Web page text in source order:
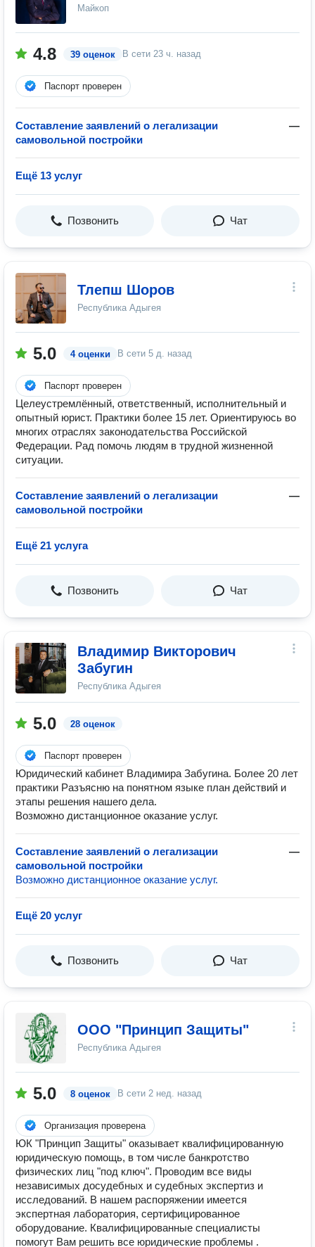
Майкоп
4.8 39 оценок В сети 23 ч. назад
Паспорт проверен
Составление заявлений о легализации
самовольной постройки
—
Ещё 13 услуг
Позвонить Чат
Тлепш Шоров
Республика Адыгея
5.0 4 оценки В сети 5 д. назад
Паспорт проверен
Целеустремлённый, ответственный, исполнительный и
опытный юрист. Практики более 15 лет. Ориентируюсь во
многих отраслях законодательства Российской
Федерации. Рад помочь людям в трудной жизненной
ситуации.
Составление заявлений о легализации
самовольной постройки
—
Ещё 21 услуга
Позвонить Чат
Владимир Викторович
Забугин
Республика Адыгея
5.0 28 оценок
Паспорт проверен
Юридический кабинет Владимира Забугина. Более 20 лет
практики Разъясню на понятном языке план действий и
этапы решения нашего дела.
Возможно дистанционное оказание услуг.
Составление заявлений о легализации
самовольной постройки
—
Возможно дистанционное оказание услуг.
Ещё 20 услуг
Позвонить Чат
ООО "Принцип Защиты"
Республика Адыгея
5.0 8 оценок В сети 2 нед. назад
Организация проверена
ЮК "Принцип Защиты" оказывает квалифицированную
юридическую помощь, в том числе банкротство
физических лиц "под ключ". Проводим все виды
независимых досудебных и судебных экспертиз и
исследований. В нашем распоряжении имеется
экспертная лаборатория, сертифицированное
оборудование. Квалифицированные специалисты
помогут Вам решить все юридические проблемы .